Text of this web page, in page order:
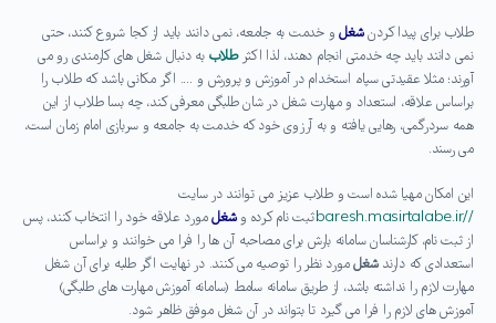
طلاب برای پیدا کردنشغل و خدمت به جامعه، نمی دانند باید از کجا شروع کنند، حتی
نمی دانند باید چه خدمتی انجام دهند، لذا اکثرطلاب به دنبال شغل های کارمندی رو می
آورند؛ مثلا عقیدتی سپاه، استخدام در آموزش و پرورش و …. اگر مکانی باشد که طلاب را
براساس علاقه، استعداد و مهارت شغل در شان طلبگی معرفی کند، چه بسا طلاب از این
همه سردرگمی، رهایی یافته و به آرزوی خود که خدمت به جامعه و سربازی امام زمان است،
می رسند.
این امکان مهیا شده است و طلاب عزیز می توانند در سایت
//baresh.masirtalabe.ir
ثبت نام کرده وشغلمورد علاقه خود را انتخاب کنند، پس
از ثبت نام، کارشناسان سامانه بارش برای مصاحبه آن ها را فرا می خوانند و براساس
استعدادی که دارندشغلمورد نظر را توصیه می کنند. در نهایت اگر طلبه برای آن شغل
مهارت لازم را نداشته باشد، از طریق سامانه سامط (سامانه آموزش مهارت های طلبگی)
آموزش های لازم را فرا می گیرد تا بتواند در آن شغل موفق ظاهر شود.